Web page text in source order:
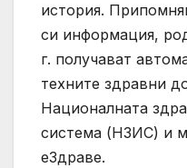
история.
си информация,
г. получават
техните здравни
Националната
система (НЗИС) и
еЗдраве.